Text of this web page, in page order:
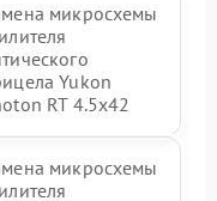
микросхемы
Yukon
RT 4.5x42
микросхемы